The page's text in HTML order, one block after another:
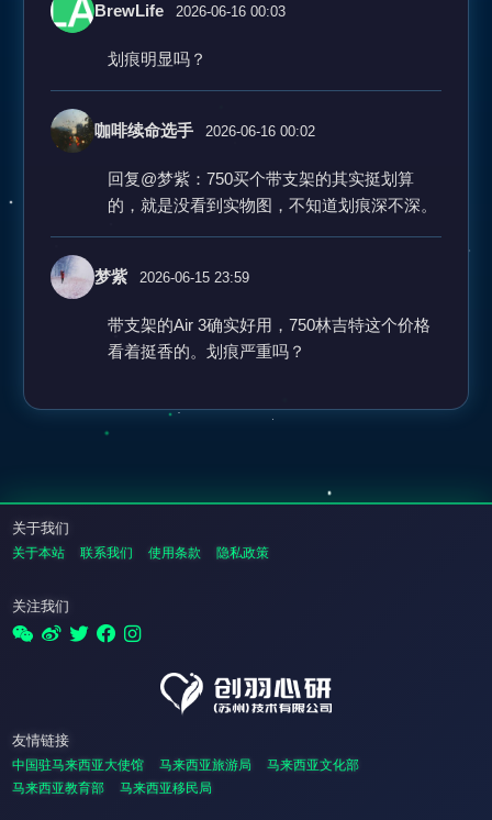
BrewLife 2026-06-16 00:03
划痕明显吗？
咖啡续命选手 2026-06-16 00:02
回复@梦紫：750买个带支架的其实挺划算
的，就是没看到实物图，不知道划痕深不深。
梦紫 2026-06-15 23:59
带支架的Air 3确实好用，750林吉特这个价格
看着挺香的。划痕严重吗？
关于我们
关于本站 联系我们 使用条款 隐私政策
关注我们
友情链接
中国驻马来西亚大使馆 马来西亚旅游局
马来西亚文化部
马来西亚教育部
马来西亚移民局